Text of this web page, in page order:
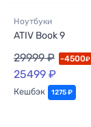
Ноутбуки
ATIV Book 9
29999 ₽ -4500₽
25499 ₽
Кешбэк 1275 ₽